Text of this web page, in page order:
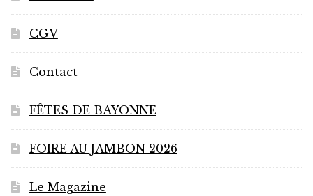
CGV
Contact
FÊTES DE BAYONNE
FOIRE AU JAMBON 2026
Le Magazine